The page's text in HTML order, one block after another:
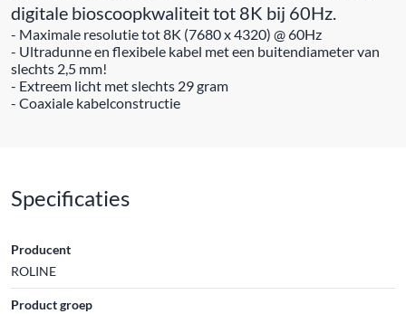
digitale bioscoopkwaliteit tot 8K bij 60Hz.
- Maximale resolutie tot 8K (7680 x 4320) @ 60Hz
- Ultradunne en flexibele kabel met een buitendiameter van
slechts 2,5 mm!
- Extreem licht met slechts 29 gram
- Coaxiale kabelconstructie
Specificaties
Producent
ROLINE
Product groep